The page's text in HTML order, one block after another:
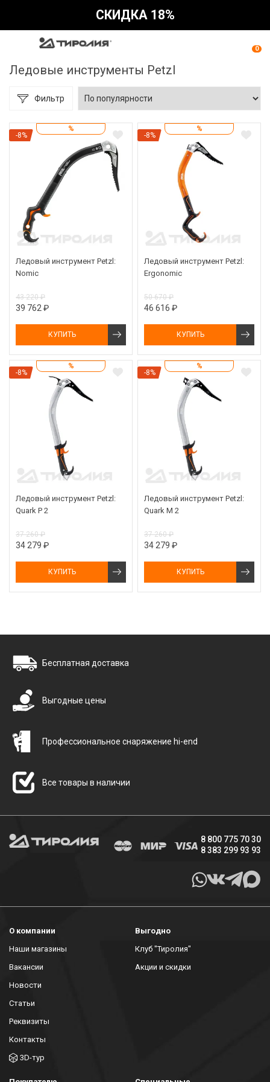
СКИДКА 18%
0
Ледовые инструменты Petzl
Фильтр
%
-8%
Ледовый инструмент Petzl:
Nomic
43 220 ₽
39 762 ₽
КУПИТЬ
%
-8%
Ледовый инструмент Petzl:
Ergonomic
50 670 ₽
46 616 ₽
КУПИТЬ
%
-8%
Ледовый инструмент Petzl:
Quark P 2
37 260 ₽
34 279 ₽
КУПИТЬ
%
-8%
Ледовый инструмент Petzl:
Quark M 2
37 260 ₽
34 279 ₽
КУПИТЬ
Бесплатная доставка
Выгодные цены
Профессиональное снаряжение hi-end
Все товары в наличии
8 800 775 70 30
8 383 299 93 93
О компании
Наши магазины
Вакансии
Новости
Статьи
Реквизиты
Контакты
3D-тур
Выгодно
Клуб "Тиролия"
Акции и скидки